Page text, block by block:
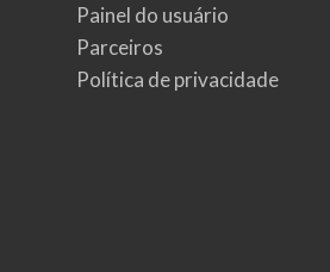
Painel do usuário
Parceiros
Política de privacidade